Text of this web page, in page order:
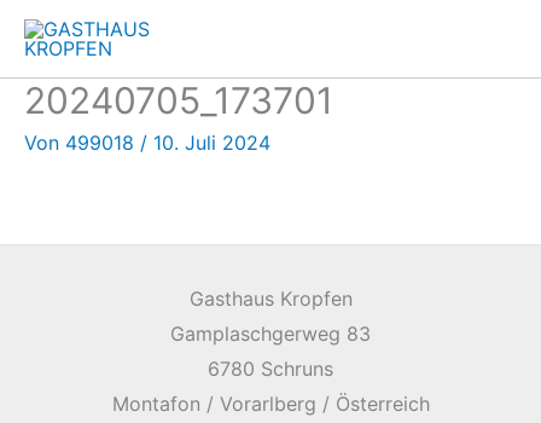
Zum
Inhalt
springen
20240705_173701
Von 499018 / 10. Juli 2024
Gasthaus Kropfen
Gamplaschgerweg 83
6780 Schruns
Montafon / Vorarlberg / Österreich